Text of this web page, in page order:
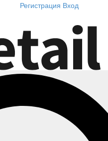
Регистрация Вход